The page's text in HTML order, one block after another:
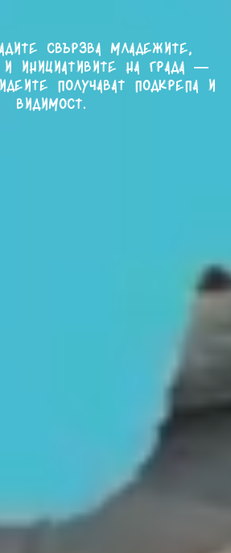
свързва младежите,
и инициативите на града —
получават подкрепа и
видимост.